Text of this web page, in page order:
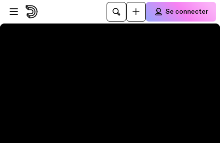
Passer au player
Passer au contenu principal
Se connecter